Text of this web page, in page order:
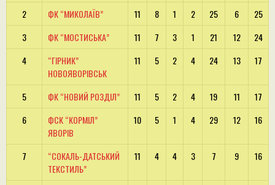
2
ФК “МИКОЛАЇВ” 11 8 1 2 25 6
25
3
ФК “МОСТИСЬКА” 11 7 3 1 21 12
24
4
“ГІРНИК”
НОВОЯВОРІВСЬК
11 5 2 4 24 13 17
5 ФК “НОВИЙ РОЗДІЛ” 11 5 2 4 19 11
17
6
ФСК “КОРМІЛ”
ЯВОРІВ
10 5 1 4 29 12 16
7
“СОКАЛЬ-ДАТСЬКИЙ
ТЕКСТИЛЬ”
11 4 4 3 7 9 16